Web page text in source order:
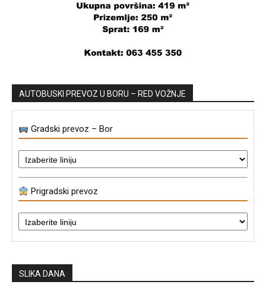
AUTOBUSKI PREVOZ U BORU – RED VOŽNJE
Gradski prevoz – Bor
Prigradski prevoz
SLIKA DANA